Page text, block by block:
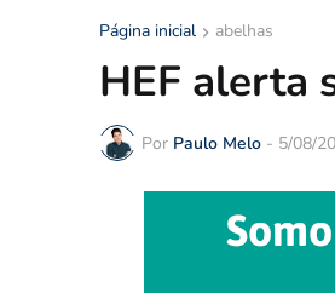
Página inicial abelhas
HEF alerta
Por Paulo Melo - 5/08/